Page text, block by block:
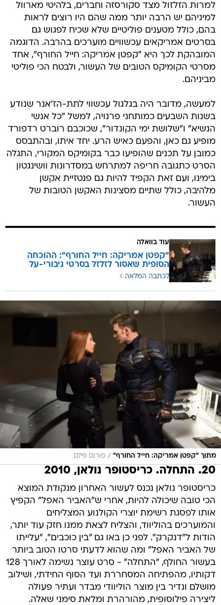
למרות הזלזול מצד סקורסזה וחברים, בלהיטי מארוול
למיניהם יש הרבה יותר ממה שהם היו רוצים לראות
בהם, כולל מטענים פוליטיים שלא שכיח לפגוש גם
בסרטים אמריקאים עכשוויים מוערכים בהרבה. הדוגמה
המובהקת לכך היא "קפטן אמריקה: חייל החורף", אחד
מסרטי הקומיקס הטובים של העשור, ולבטח הכי פוליטי
מביניהם.
למעשה, מדובר היה בגלגול עכשווי לתת-הז'אנר שנודע
בשנות השבעים כמותחני פרנויה, למשל "כל אנשי
הנשיא" ו"שלושת ימי הקונדור", שכוכבם רוברט רדפורד
מופיע גם כאן, והפעם כאיש הרע. יחד איתו, ובהתבסס
כמובן על תכנים שהופיעו כבר בקומיקס המקורי, התגלה
הסרט כתגובה חריפה למתרחש במסדרונות וושינגטון
בימינו, ועם זאת הקפיד להיות גם פנטזיית אקשן
מלהיבה, כולל שתיים מסצינות האקשן הטובות של
העשור.
עוד בוואלה
"קפטן אמריקה: חייל החורף": ההוכחה
הסופית שאסור לזלזל בסרטי גיבורי-על
לכתבה המלאה
מתוך "קפטן אמריקה: חייל החורף" / פורום פילם
20. התחלה. כריסטופר נולאן, 2010
כריסטופר נולאן נכנס לעשור האחרון מנקודת המוצא
הכי טובה שיכולה להיות, אחרי ש"האביר האפל" הקפיץ
אותו לפסגת רשימת יוצרי הקולנוע המצליחים
והמוערכים בהוליווד, והצליח לצאת ממנו חזק עוד יותר,
הודות ל"דנקרק". לפני כן באו גם "בין כוכבים", "עלייתו
של האביר האפל" ומה שהוא לדעתי סרטו הטוב ביותר
בעשור החולף, "התחלה" - סרט עוצר נשימה לאורך 128
דקותיו, מהפתיחה המסחררת ועד הסוף החידתי, ושילוב
מושלם ונדיר בין מוצר הוליוודי מבדר ועתיר פעולה
ליצירה פילוסופית, מהורהרת ומלאת סימני שאלה.